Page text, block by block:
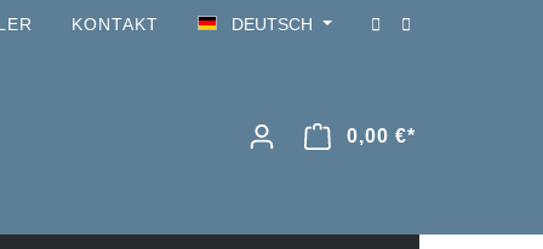
KONTAKT DEUTSCH
0,00 €*